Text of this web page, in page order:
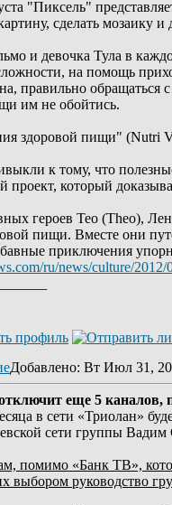
"Пиксель"
сделать мозаику
и девочка Тула в
на помощь
правильно обращаться
им не обойтись.
здоровой пищи" (Nutri
к тому, что
проект, который
героев Тео (Theo),
пищи. Вместе они
приключения
ru/news/culture/2012/
Добавлено: Вт Июл 31,
еще 5 каналов,
в сети «Триолан»
сети группы Вадим
помимо «Банк ТВ»,
выбором руководство